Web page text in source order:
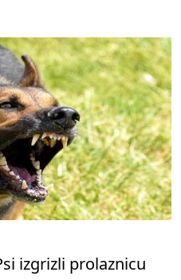
izgrizli prolaznicu